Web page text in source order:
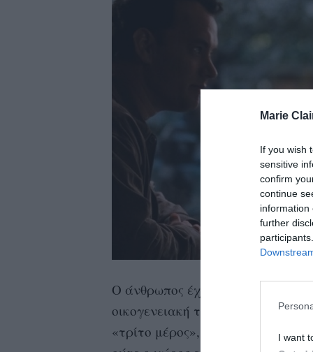
Marie
If you wish
sensitive
confirm
continue
information
further
I want
Ο άνθρωπος έχει ανάγκη για
οικογενειακή του κατάσταση
«τρίτο μέρος», όπως